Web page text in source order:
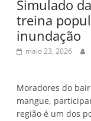
Simulado
treina
inundação
maio 23, 2026
Moradores do
mangue,
região é um dos